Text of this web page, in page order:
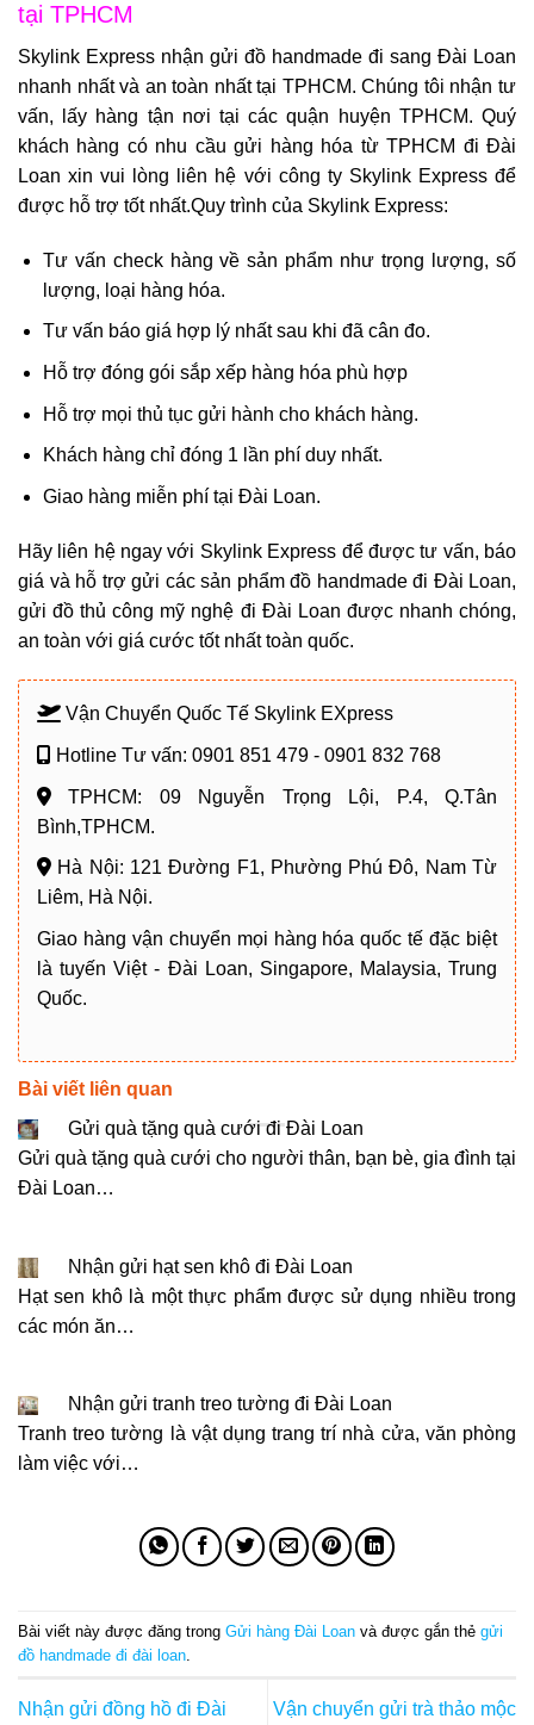
tại TPHCM
Skylink Express nhận gửi đồ handmade đi sang Đài Loan
nhanh nhất và an toàn nhất tại TPHCM. Chúng tôi nhận tư
vấn, lấy hàng tận nơi tại các quận huyện TPHCM. Quý
khách hàng có nhu cầu gửi hàng hóa từ TPHCM đi Đài
Loan xin vui lòng liên hệ với công ty Skylink Express để
được hỗ trợ tốt nhất.Quy trình của Skylink Express:
Tư vấn check hàng về sản phẩm như trọng lượng, số
lượng, loại hàng hóa.
Tư vấn báo giá hợp lý nhất sau khi đã cân đo.
Hỗ trợ đóng gói sắp xếp hàng hóa phù hợp
Hỗ trợ mọi thủ tục gửi hành cho khách hàng.
Khách hàng chỉ đóng 1 lần phí duy nhất.
Giao hàng miễn phí tại Đài Loan.
Hãy liên hệ ngay với Skylink Express để được tư vấn, báo
giá và hỗ trợ gửi các sản phẩm đồ handmade đi Đài Loan,
gửi đồ thủ công mỹ nghệ đi Đài Loan được nhanh chóng,
an toàn với giá cước tốt nhất toàn quốc.
Vận Chuyển Quốc Tế Skylink EXpress
Hotline Tư vấn: 0901 851 479 - 0901 832 768
TPHCM: 09 Nguyễn Trọng Lội, P.4, Q.Tân
Bình,TPHCM.
Hà Nội: 121 Đường F1, Phường Phú Đô, Nam Từ
Liêm, Hà Nội.
Giao hàng vận chuyển mọi hàng hóa quốc tế đặc biệt
là tuyến Việt - Đài Loan, Singapore, Malaysia, Trung
Quốc.
Bài viết liên quan
Gửi quà tặng quà cưới đi Đài Loan
Gửi quà tặng quà cưới cho người thân, bạn bè, gia đình tại
Đài Loan…
Nhận gửi hạt sen khô đi Đài Loan
Hạt sen khô là một thực phẩm được sử dụng nhiều trong
các món ăn…
Nhận gửi tranh treo tường đi Đài Loan
Tranh treo tường là vật dụng trang trí nhà cửa, văn phòng
làm việc với…
Bài viết này được đăng trong Gửi hàng Đài Loan và được gắn thẻ gửi
đồ handmade đi đài loan
Nhận gửi đồng hồ đi Đài
Vận chuyển gửi trà thảo mộc